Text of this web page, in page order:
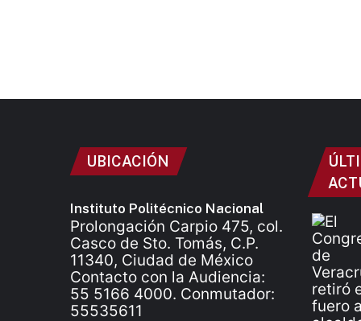
UBICACIÓN
Instituto Politécnico Nacional
Prolongación Carpio 475, col.
Casco de Sto. Tomás, C.P.
11340, Ciudad de México
Contacto con la Audiencia:
55 5166 4000. Conmutador:
55535611